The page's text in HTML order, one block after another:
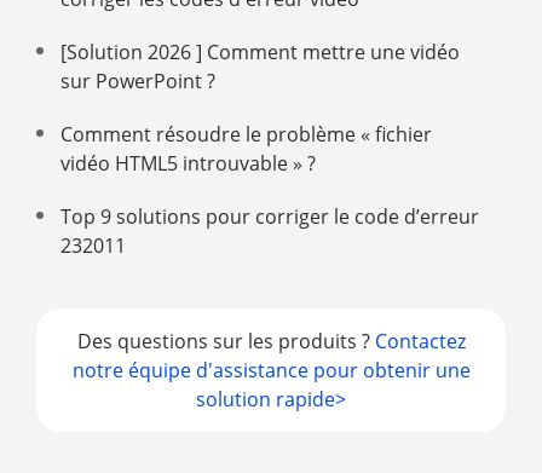
[Solution 2026 ] Comment mettre une vidéo
sur PowerPoint ?
Comment résoudre le problème « fichier
vidéo HTML5 introuvable » ?
Top 9 solutions pour corriger le code d’erreur
232011
Des questions sur les produits ? Contactez
notre équipe d'assistance pour obtenir une
solution rapide>